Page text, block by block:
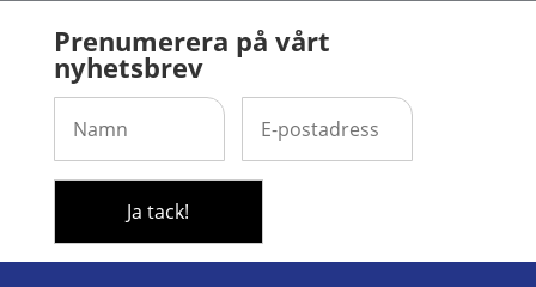
Prenumerera på vårt
nyhetsbrev